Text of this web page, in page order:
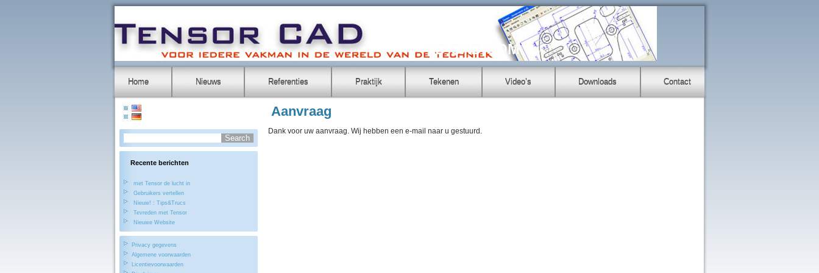
2D-CAD.COM
Home Nieuws Referenties Praktijk Tekenen Video’s Downloads Contact
Recente berichten
met Tensor de lucht in
Gebruikers vertellen
Nieuw! : Tips&Trucs
Tevreden met Tensor
Nieuwe Website
Privacy gegevens
Algemene voorwaarden
Licentievoorwaarden
Aanvraag
Dank voor uw aanvraag. Wij hebben een e-mail naar u gestuurd.